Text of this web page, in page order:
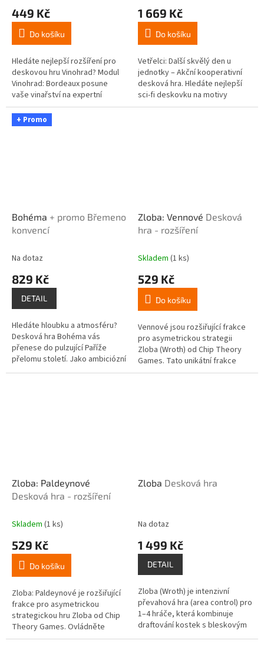
449 Kč
Do košíku
Hledáte nejlepší rozšíření pro
deskovou hru Vinohrad? Modul
Vinohrad: Bordeaux posune
vaše vinařství na expertní
úroveň! Tento alternativní herní
plán přináší 4...
1 669 Kč
Do košíku
Vetřelci: Další skvělý den u
jednotky – Akční kooperativní
desková hra. Hledáte nejlepší
sci-fi deskovku na motivy
kultovního filmu Vetřelci? Stolní
+ Promo
Bohéma + promo Břemeno
konvencí
Na dotaz
829 Kč
DETAIL
Hledáte hloubku a atmosféru?
Desková hra Bohéma vás
přenese do pulzující Paříže
přelomu století. Jako ambiciózní
umělci budete v této tematické
Zloba: Vennové Desková
hra - rozšíření
Skladem (1 ks)
529 Kč
Do košíku
Vennové jsou rozšiřující frakce
pro asymetrickou strategii
Zloba (Wroth) od Chip Theory
Games. Tato unikátní frakce
vyvrhelů přináší do hry
Zloba: Paldeynové
Desková hra - rozšíření
Skladem (1 ks)
529 Kč
Do košíku
Zloba: Paldeynové je rozšiřující
frakce pro asymetrickou
strategickou hru Zloba od Chip
Theory Games. Ovládněte
umění paldeynského jezdce a
Zloba Desková hra
Na dotaz
1 499 Kč
DETAIL
Zloba (Wroth) je intenzivní
převahová hra (area control) pro
1–4 hráče, která kombinuje
draftování kostek s bleskovým
strategickým bojem. V této